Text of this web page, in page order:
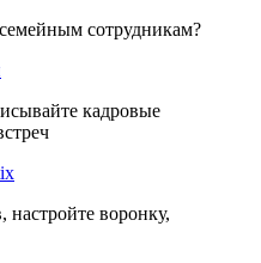
сотрудникам?
кадровые
настройте воронку,